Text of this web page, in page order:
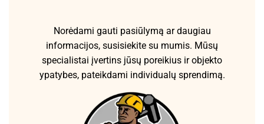
Norėdami gauti pasiūlymą ar daugiau
informacijos, susisiekite su mumis. Mūsų
specialistai įvertins jūsų poreikius ir objekto
ypatybes, pateikdami individualų sprendimą.